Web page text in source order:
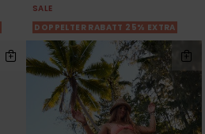
SALE
DOPPELTER RABATT 25% EXTRA